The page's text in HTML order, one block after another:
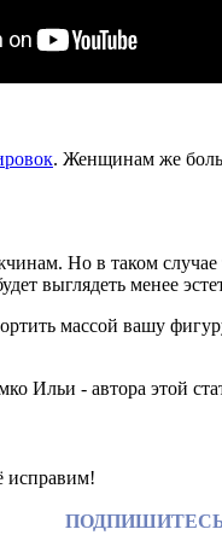
. Женщинам же
Но в таком
выглядеть менее
массой вашу
Ильи - автора этой
исправим!